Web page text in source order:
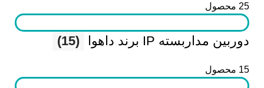
25 محصول
دوربین مداربسته IP برند داهوا (15)
15 محصول